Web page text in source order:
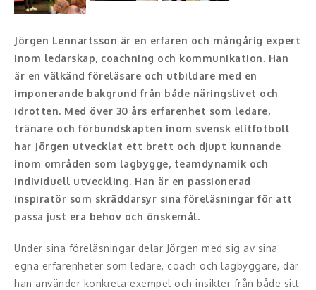
Moderator, konferencier
Moderator
Konferencier
Workshopledare, facilitator
Radio och TV-profiler
Underhållning och event
Event
Ljus och belysning
Jörgen Lennartsson är en erfaren och mångårig expert
inom ledarskap, coachning och kommunikation. Han
är en välkänd föreläsare och utbildare med en
imponerande bakgrund från både näringslivet och
idrotten. Med över 30 års erfarenhet som ledare,
tränare och förbundskapten inom svensk elitfotboll
har Jörgen utvecklat ett brett och djupt kunnande
inom områden som lagbygge, teamdynamik och
individuell utveckling. Han är en passionerad
inspiratör som skräddarsyr sina föreläsningar för att
passa just era behov och önskemål.
Under sina föreläsningar delar Jörgen med sig av sina
egna erfarenheter som ledare, coach och lagbyggare, där
han använder konkreta exempel och insikter från både sitt